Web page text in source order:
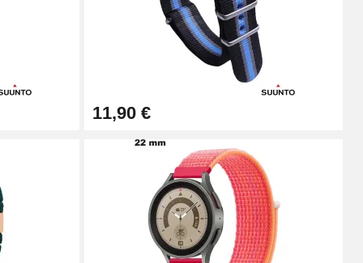
11,90 €